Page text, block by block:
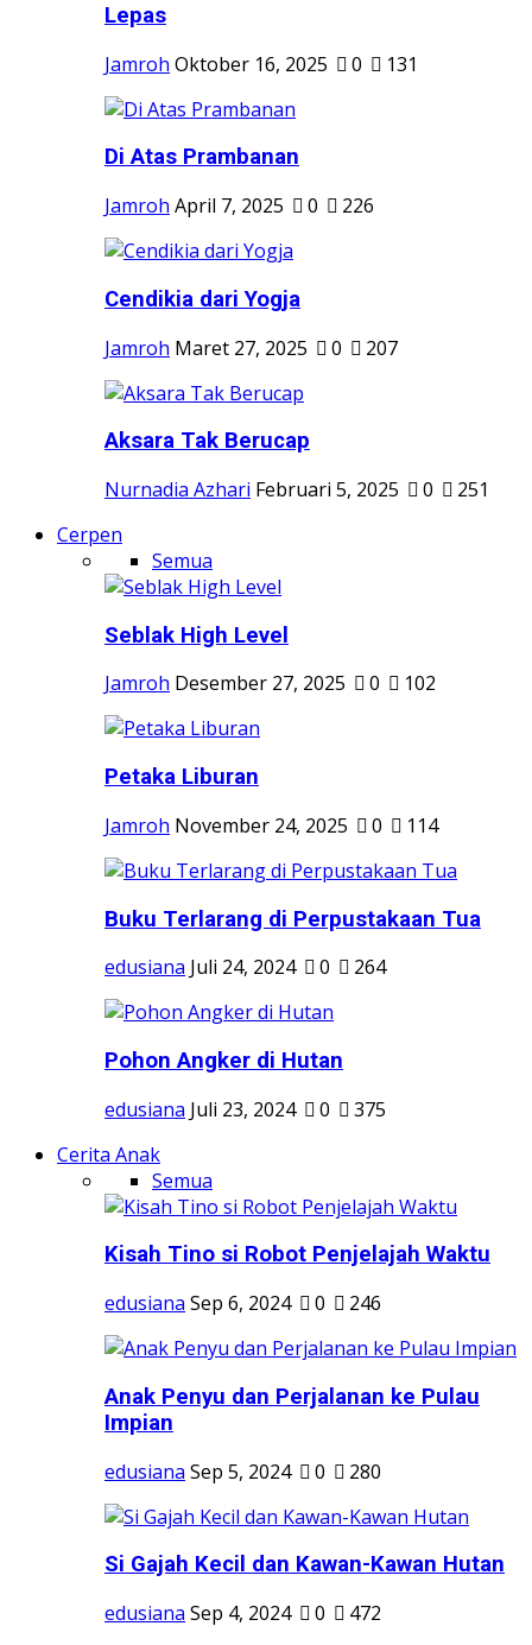
Lepas
Jamroh Oktober 16, 2025 0 131
Di Atas Prambanan
Jamroh April 7, 2025 0 226
Cendikia dari Yogja
Jamroh Maret 27, 2025 0 207
Aksara Tak Berucap
Nurnadia Azhari Februari 5, 2025 0
251
Cerpen
Semua
Seblak High Level
Jamroh Desember 27, 2025 0 102
Petaka Liburan
Jamroh November 24, 2025 0 114
Buku Terlarang di Perpustakaan Tua
edusiana Juli 24, 2024 0 264
Pohon Angker di Hutan
edusiana Juli 23, 2024 0
375
Cerita Anak
Semua
Kisah Tino si Robot Penjelajah Waktu
edusiana Sep 6, 2024 0 246
Anak Penyu dan Perjalanan ke Pulau
Impian
edusiana Sep 5, 2024 0 280
Si Gajah Kecil dan Kawan-Kawan Hutan
edusiana Sep 4, 2024 0 472